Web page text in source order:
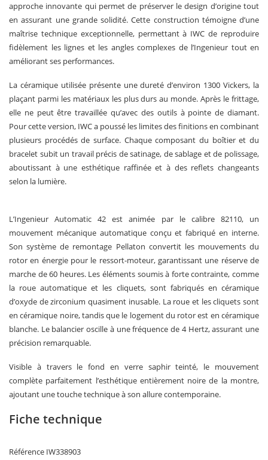
approche innovante qui permet de préserver le design d’origine tout
en assurant une grande solidité. Cette construction témoigne d’une
maîtrise technique exceptionnelle, permettant à IWC de reproduire
fidèlement les lignes et les angles complexes de l’Ingenieur tout en
améliorant ses performances.
La céramique utilisée présente une dureté d’environ 1300 Vickers, la
plaçant parmi les matériaux les plus durs au monde. Après le frittage,
elle ne peut être travaillée qu’avec des outils à pointe de diamant.
Pour cette version, IWC a poussé les limites des finitions en combinant
plusieurs procédés de surface. Chaque composant du boîtier et du
bracelet subit un travail précis de satinage, de sablage et de polissage,
aboutissant à une esthétique raffinée et à des reflets changeants
selon la lumière.
L’Ingenieur Automatic 42 est animée par le calibre 82110, un
mouvement mécanique automatique conçu et fabriqué en interne.
Son système de remontage Pellaton convertit les mouvements du
rotor en énergie pour le ressort-moteur, garantissant une réserve de
marche de 60 heures. Les éléments soumis à forte contrainte, comme
la roue automatique et les cliquets, sont fabriqués en céramique
d’oxyde de zirconium quasiment inusable. La roue et les cliquets sont
en céramique noire, tandis que le logement du rotor est en céramique
blanche. Le balancier oscille à une fréquence de 4 Hertz, assurant une
précision remarquable.
Visible à travers le fond en verre saphir teinté, le mouvement
complète parfaitement l’esthétique entièrement noire de la montre,
ajoutant une touche technique à son allure contemporaine.
Fiche technique
Référence IW338903